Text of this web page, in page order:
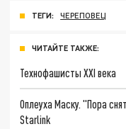
ТЕГИ: ЧЕРЕПОВЕЦ
ЧИТАЙТЕ ТАКЖЕ:
Технофашисты XXI века
Оплеуха Маску. "Пора
Starlink